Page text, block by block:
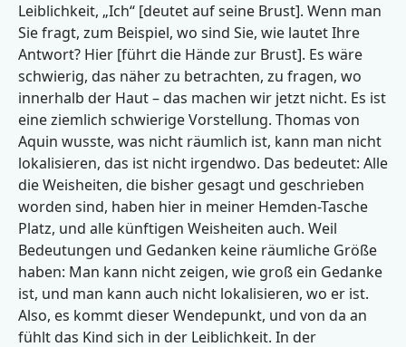
Leiblichkeit, „Ich“ [deutet auf seine Brust]. Wenn man
Sie fragt, zum Beispiel, wo sind Sie, wie lautet Ihre
Antwort? Hier [führt die Hände zur Brust]. Es wäre
schwierig, das näher zu betrachten, zu fragen, wo
innerhalb der Haut – das machen wir jetzt nicht. Es ist
eine ziemlich schwierige Vorstellung. Thomas von
Aquin wusste, was nicht räumlich ist, kann man nicht
lokalisieren, das ist nicht irgendwo. Das bedeutet: Alle
die Weisheiten, die bisher gesagt und geschrieben
worden sind, haben hier in meiner Hemden-Tasche
Platz, und alle künftigen Weisheiten auch. Weil
Bedeutungen und Gedanken keine räumliche Größe
haben: Man kann nicht zeigen, wie groß ein Gedanke
ist, und man kann auch nicht lokalisieren, wo er ist.
Also, es kommt dieser Wendepunkt, und von da an
fühlt das Kind sich in der Leiblichkeit. In der